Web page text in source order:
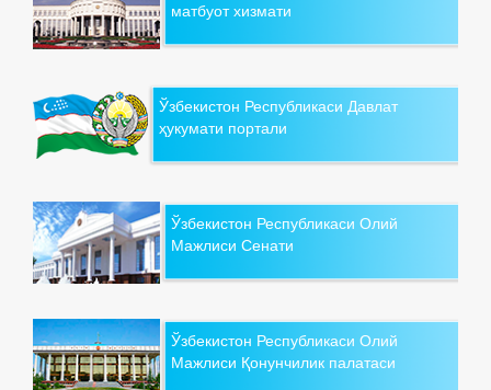
матбуот хизмати
Ўзбекистон Республикаси Давлат
ҳукумати портали
Ўзбекистон Республикаси Олий
Мажлиси Сенати
Ўзбекистон Республикаси Олий
Мажлиси Қонунчилик палатаси